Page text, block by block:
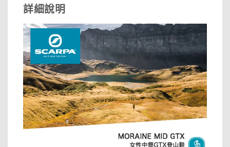
詳細說明